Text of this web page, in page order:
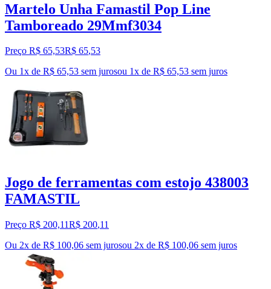
Martelo Unha Famastil Pop Line
Tamboreado 29Mmf3034
Preço R$ 65,53R$ 65,53
Ou 1x de R$ 65,53 sem jurosou 1x de R$ 65,53 sem juros
Jogo de ferramentas com estojo 438003
FAMASTIL
Preço R$ 200,11R$ 200,11
Ou 2x de R$ 100,06 sem jurosou 2x de R$ 100,06 sem juros